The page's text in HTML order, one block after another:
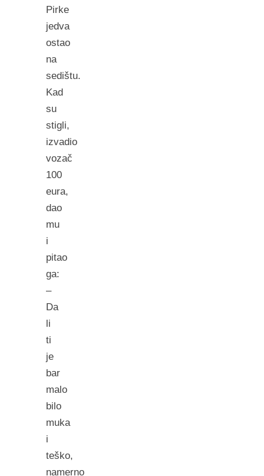
Pirke
jedva
ostao
na
sedištu.
Kad
su
stigli,
izvadio
vozač
100
eura,
dao
mu
i
pitao
ga:
–
Da
li
ti
je
bar
malo
bilo
muka
i
teško,
namerno